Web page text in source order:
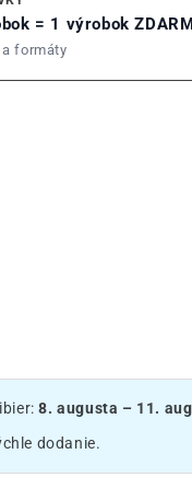
= 1 výrobok
formáty
8. augusta – 11.
dodanie.